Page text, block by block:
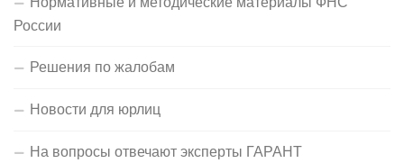
России
Решения по жалобам
Новости для юрлиц
На вопросы отвечают эксперты ГАРАНТ